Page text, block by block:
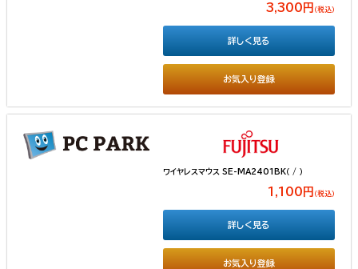
3,300円 （税込）
お気入り登録
詳しく見る
ワイヤレスマウス SE-MA2401BK（ / ）
1,100円 （税込）
お気入り登録
詳しく見る